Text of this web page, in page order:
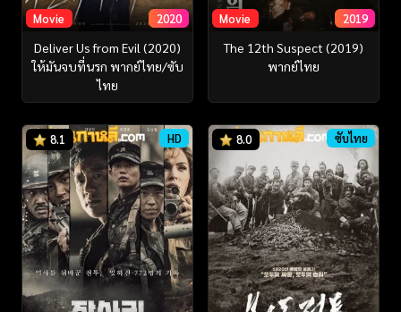
Movie 2020
Deliver Us from Evil (2020)
ให้มันจบที่นรก พากย์ไทย/ซับ
ไทย
Movie 2019
The 12th Suspect (2019)
พากย์ไทย
8.1 HD 8.0 ซับไทย